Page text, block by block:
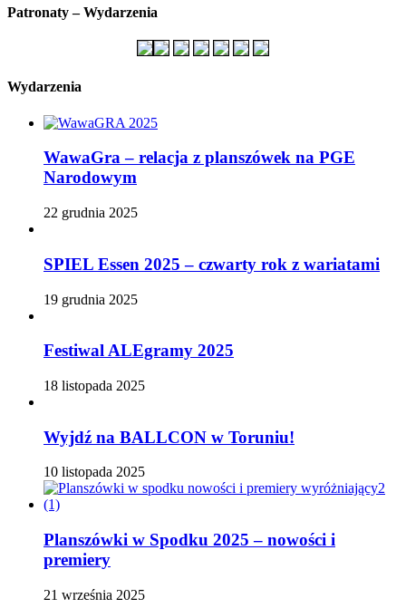
Patronaty – Wydarzenia
Wydarzenia
WawaGra – relacja z planszówek na PGE
Narodowym
22 grudnia 2025
SPIEL Essen 2025 – czwarty rok z wariatami
19 grudnia 2025
Festiwal ALEgramy 2025
18 listopada 2025
Wyjdź na BALLCON w Toruniu!
10 listopada 2025
Planszówki w Spodku 2025 – nowości i
premiery
21 września 2025